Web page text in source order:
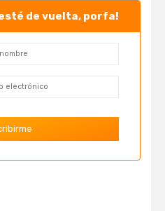
de vuelta, porfa!